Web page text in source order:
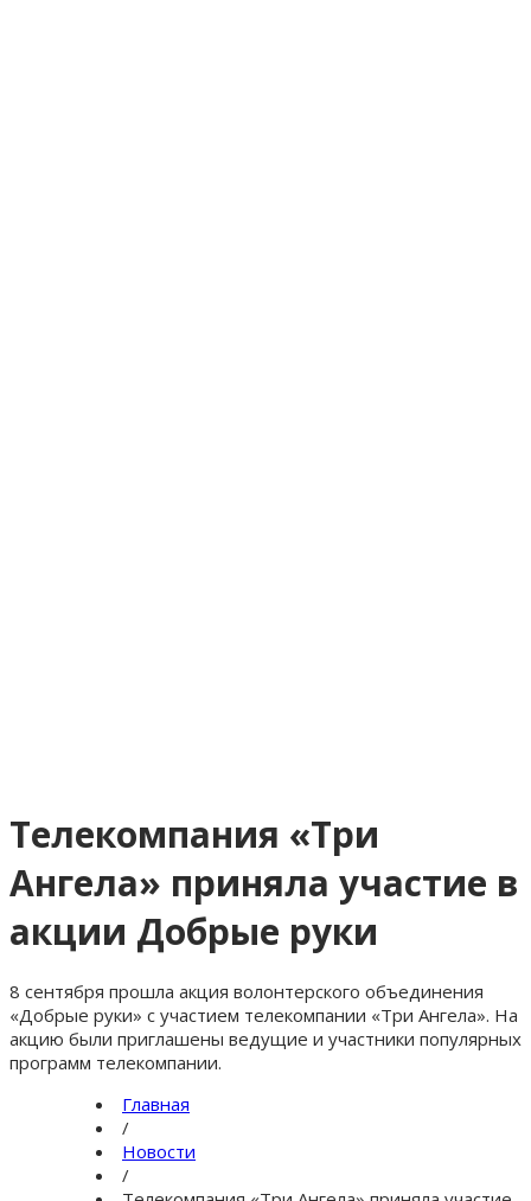
Телекомпания «Три
Ангела» приняла участие в
акции Добрые руки
8 сентября прошла акция волонтерского объединения
«Добрые руки» с участием телекомпании «Три Ангела». На
акцию были приглашены ведущие и участники популярных
программ телекомпании.
Главная
/
Новости
/